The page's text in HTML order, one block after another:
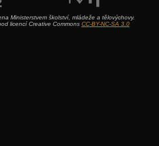
Ministerstvem školství, mládeže a tělovýchovy.
licencí Creative Commons CC-BY-NC-SA 3.0